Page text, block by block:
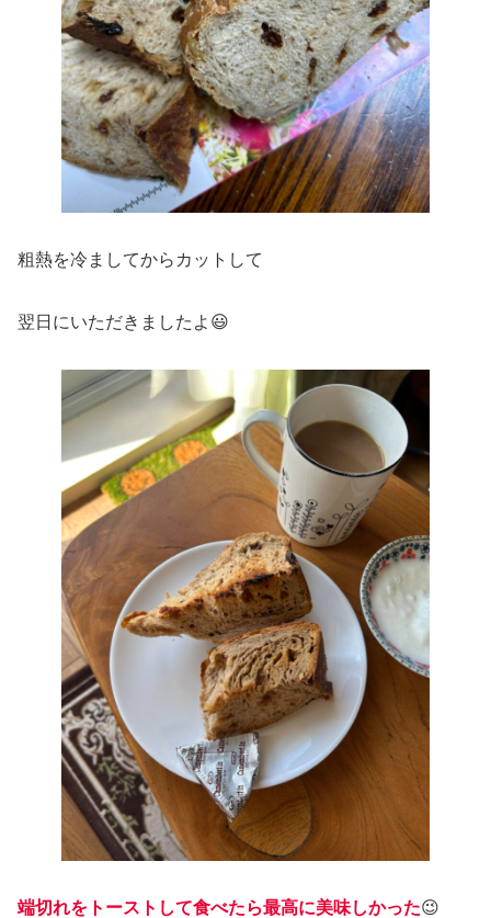
粗熱を冷ましてからカットして
翌日にいただきましたよ😃
端切れをトーストして食べたら最高に美味しかった😉